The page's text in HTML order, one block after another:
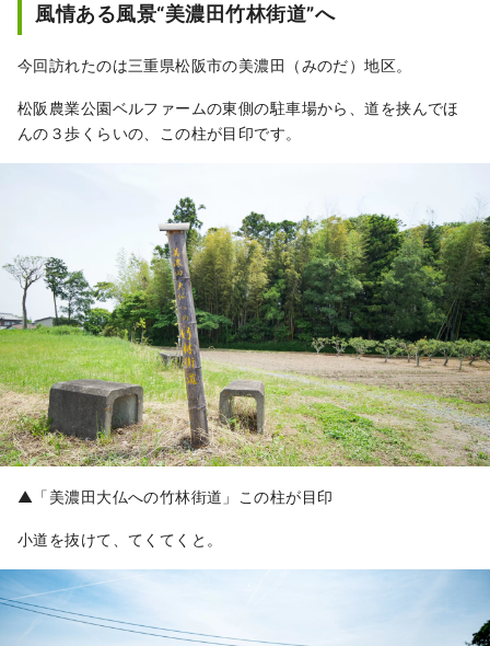
風情ある風景“美濃田竹林街道”へ
今回訪れたのは三重県松阪市の美濃田（みのだ）地区。
松阪農業公園ベルファームの東側の駐車場から、道を挟んでほ
んの３歩くらいの、この柱が目印です。
▲「美濃田大仏への竹林街道」この柱が目印
小道を抜けて、てくてくと。